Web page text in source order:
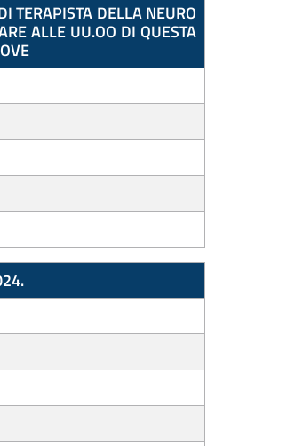
TERAPISTA DELLA NEURO
ALLE UU.OO DI QUESTA